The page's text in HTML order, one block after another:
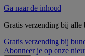
Ga naar de inhoud
Gratis verzending bij alle
Gratis verzending bij
Abonneer je op onze